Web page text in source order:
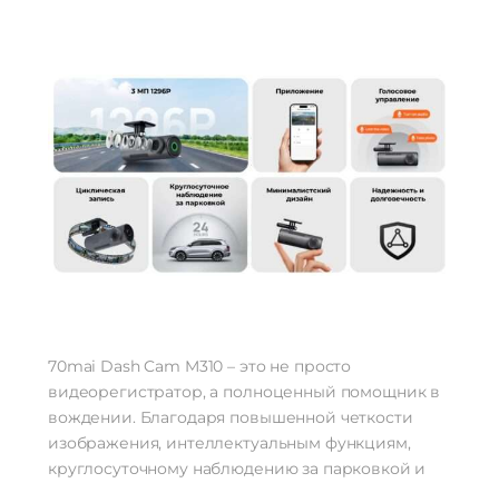
70mai Dash Cam M310 – это не просто
видеорегистратор, а полноценный помощник в
вождении. Благодаря повышенной четкости
изображения, интеллектуальным функциям,
круглосуточному наблюдению за парковкой и